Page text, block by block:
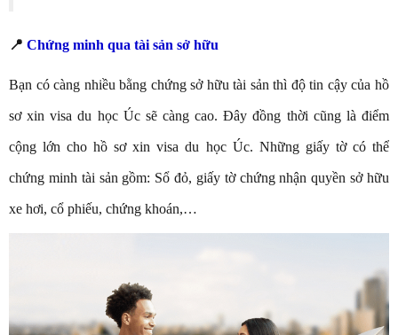
📍 Chứng minh qua tài sản sở hữu
Bạn có càng nhiều bằng chứng sở hữu tài sản thì độ tin cậy của hồ
sơ xin visa du học Úc sẽ càng cao. Đây đồng thời cũng là điểm
cộng lớn cho hồ sơ xin visa du học Úc. Những giấy tờ có thể
chứng minh tài sản gồm: Sổ đỏ, giấy tờ chứng nhận quyền sở hữu
xe hơi, cổ phiếu, chứng khoán,…